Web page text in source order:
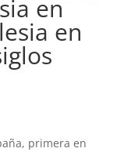
en
en
primera en